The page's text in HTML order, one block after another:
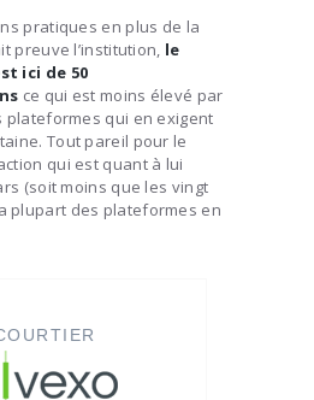
pratiques en plus de la
preuve l’institution, le
ici de 50
ce qui est moins élevé par
plateformes qui en exigent
Tout pareil pour le
qui est quant à lui
(soit moins que les vingt
plupart des plateformes en